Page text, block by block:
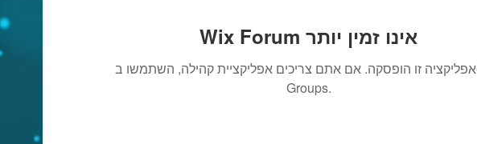
Wix Forum אינו זמין יותר
אפליקציה זו הופסקה. אם אתם צריכים אפליקציית קהילה, השתמשו ב-Wix
Groups.